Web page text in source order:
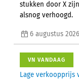
stukken door X
alsnog verhoogd.
6 augustus 2026
VN VANDAAG
Lage